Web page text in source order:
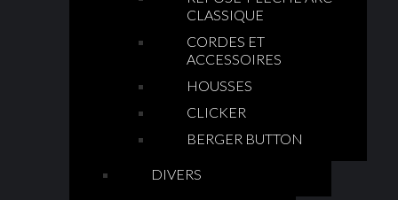
CLASSIQUE
CORDES ET
ACCESSOIRES
HOUSSES
CLICKER
BERGER BUTTON
DIVERS